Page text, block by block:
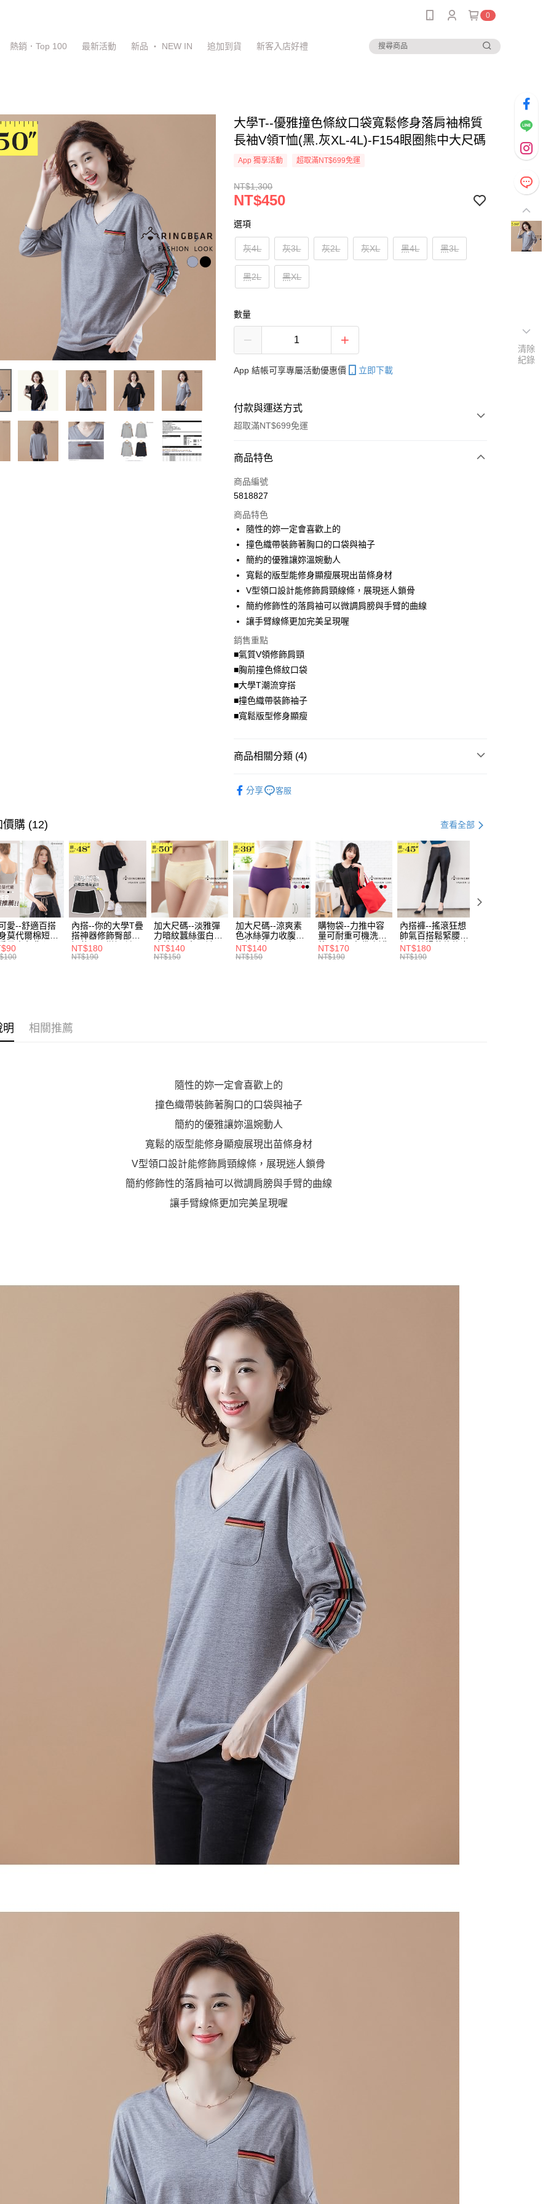
0
熱銷．Top 100 最新活動 新品 ‧ NEW IN 追加到貨 新客入店好禮
大學T--優雅撞色條紋口袋寬鬆修身落肩袖棉質
長袖V領T恤(黑.灰XL-4L)-F154眼圈熊中大尺碼
App 獨享活動 超取滿NT$699免運
NT$1,300
NT$450
選項
灰4L 灰3L 灰2L 灰XL 黑4L 黑3L
黑2L 黑XL
數量
App 結帳可享專屬活動優惠價 立即下載
付款與運送方式
超取滿NT$699免運
付款方式
信用卡一次付款
LINE Pay
Apple Pay
街口支付
悠遊付
Google Pay
全盈+PAY
大哥付你分期
相關說明
【大哥付你分期使用說明】
1.本服務由台灣大哥大提供，台灣大哥大用戶可立即使用無須另外申請。
2.付款方式選擇「大哥付你分期」，訂單成立後會自動跳轉到大哥付的交易
流程，驗證手機門號後，選擇欲分期的期數、繳款截止日，確認付款後即
4.訂單成立30分鐘內，如未前往確認交易或遇審核未通過，訂單將自動取
【繳款方式說明】
2.透過簡訊連結打開帳單後，可選擇「超商條碼／台灣大直營門市／銀行轉
【注意事項】
1.本服務係由「台灣大哥大股份有限公司」（以下簡稱本公司）所提供，讓
用戶於交易時，得透過本服務購買商品或服務，並由商店將買賣／分期付
款買賣價金債權讓與本公司後，依約使用本公司帳單繳交帳款。
2.基於同意付款使用「大哥付你分期」之契約關係目的，商店將以您的個人
資料（包含姓名、電話或地址）提供予台灣大哥大進項蒐集、處理及利
用，由本公司與您本人進行分期帳單所需資料之確認、核對及更正。
3.完整用戶服務條款，請詳閱以下連結：https://oppay.tw/userRule
AFTEE先享後付
相關說明
１．簡單：不需註冊會員、不需綁卡、不需儲值。
３．收到繳費通知簡訊後14天內，點擊此簡訊中的連結，可透過四大超商
／ATM／網路銀行／等多元方式進行付款，方視為交易完成。
※ 請注意：結帳手續完成當下不需立刻繳費，但若您需要取消訂單，請聯
絡購買商品的店家。未經商家同意取消之訂單仍視為有效，需透過AFTEE
先享後付繳納相關費用。
※ 交易是否成功請以「AFTEE先享後付 」之結帳頁面顯示為準，若有關於
是否繳費成功／繳費後需取消欲退款等相關疑問，請聯繫「AFTEE先享後
付客戶支援中心」https://netprotections.freshdesk.com/support/home
【注意事項】
１．透過由恩沛科技股份有限公司提供之「AFTEE先享後付」服務完成之
５．嚴禁一人註冊多個帳號或使用他人資訊註冊。若發現惡意使用之情
形，恩沛科技股份有限公司將有權停止該用戶之使用額度並採取法律行
動。
全家取貨付款
每筆NT$70，滿NT$699(含以上)免運費
7-11取貨付款
每筆NT$70，滿NT$799(含以上)免運費
付款後7-11取貨
每筆NT$70，滿NT$699(含以上)免運費
宅配
商品特色
商品編號
5818827
商品特色
隨性的妳一定會喜歡上的
撞色織帶裝飾著胸口的口袋與袖子
簡約的優雅讓妳溫婉動人
寬鬆的版型能修身顯瘦展現出苗條身材
V型領口設計能修飾肩頸線條，展現迷人鎖骨
簡約修飾性的落肩袖可以微調肩膀與手臂的曲線
讓手臂線條更加完美呈現喔
銷售重點
■氣質V領修飾肩頸
■胸前撞色條紋口袋
■大學T潮流穿搭
■撞色織帶裝飾袖子
■寬鬆版型修身顯瘦
商品相關分類 (4)
身型限定．加大尺碼 最大尺碼．3L
分享 客服
價購 (12) 查看全部
愛--舒適百搭
莫代爾棉短版
帶素色背心
黑.灰L-2L)-
內搭--你的大學T疊
搭神器修飾臀部下
擺萬用內搭裙/遮臀
裙(黑2L-6L)-Q155
NT$180
NT$190
加大尺碼--淡雅彈
力暗紋蠶絲蛋白無
痕蕾絲三角內褲
(白.粉.藍.黃XL-
NT$140
NT$150
加大尺碼--涼爽素
色冰絲彈力收腹提
臀無痕中腰三角內
褲(黑.紅.粉.紫L-
NT$140
NT$150
購物袋--力推中容
量可耐重可機洗烘
乾環保帆布袋/側背
包(黑.紅.米F)-
NT$170
NT$190
內搭褲--搖滾狂想
帥氣百搭鬆緊腰頭
超彈絲滑薄款仿皮
褲(黑XL-6L)-R179
NT$180
NT$190
明 相關推薦
隨性的妳一定會喜歡上的
撞色織帶裝飾著胸口的口袋與袖子
簡約的優雅讓妳溫婉動人
寬鬆的版型能修身顯瘦展現出苗條身材
V型領口設計能修飾肩頸線條，展現迷人鎖骨
簡約修飾性的落肩袖可以微調肩膀與手臂的曲線
讓手臂線條更加完美呈現喔
清除
紀錄